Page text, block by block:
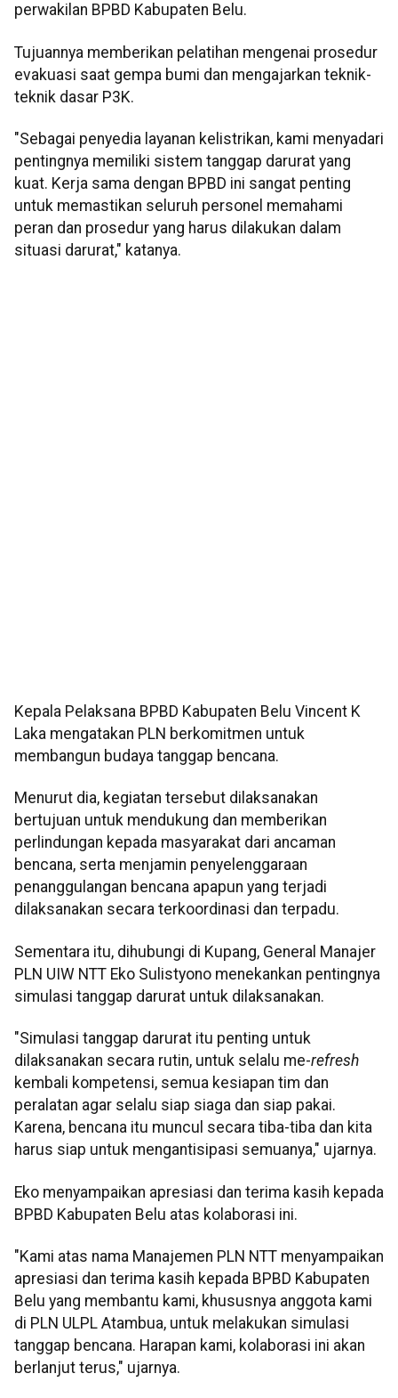
perwakilan BPBD Kabupaten Belu.
Tujuannya memberikan pelatihan mengenai prosedur
evakuasi saat gempa bumi dan mengajarkan teknik-
teknik dasar P3K.
"Sebagai penyedia layanan kelistrikan, kami menyadari
pentingnya memiliki sistem tanggap darurat yang
kuat. Kerja sama dengan BPBD ini sangat penting
untuk memastikan seluruh personel memahami
peran dan prosedur yang harus dilakukan dalam
situasi darurat," katanya.
Kepala Pelaksana BPBD Kabupaten Belu Vincent K
Laka mengatakan PLN berkomitmen untuk
membangun budaya tanggap bencana.
Menurut dia, kegiatan tersebut dilaksanakan
bertujuan untuk mendukung dan memberikan
perlindungan kepada masyarakat dari ancaman
bencana, serta menjamin penyelenggaraan
penanggulangan bencana apapun yang terjadi
dilaksanakan secara terkoordinasi dan terpadu.
Sementara itu, dihubungi di Kupang, General Manajer
PLN UIW NTT Eko Sulistyono menekankan pentingnya
simulasi tanggap darurat untuk dilaksanakan.
"Simulasi tanggap darurat itu penting untuk
dilaksanakan secara rutin, untuk selalu me-refresh
kembali kompetensi, semua kesiapan tim dan
peralatan agar selalu siap siaga dan siap pakai.
Karena, bencana itu muncul secara tiba-tiba dan kita
harus siap untuk mengantisipasi semuanya," ujarnya.
Eko menyampaikan apresiasi dan terima kasih kepada
BPBD Kabupaten Belu atas kolaborasi ini.
"Kami atas nama Manajemen PLN NTT menyampaikan
apresiasi dan terima kasih kepada BPBD Kabupaten
Belu yang membantu kami, khususnya anggota kami
di PLN ULPL Atambua, untuk melakukan simulasi
tanggap bencana. Harapan kami, kolaborasi ini akan
berlanjut terus," ujarnya.